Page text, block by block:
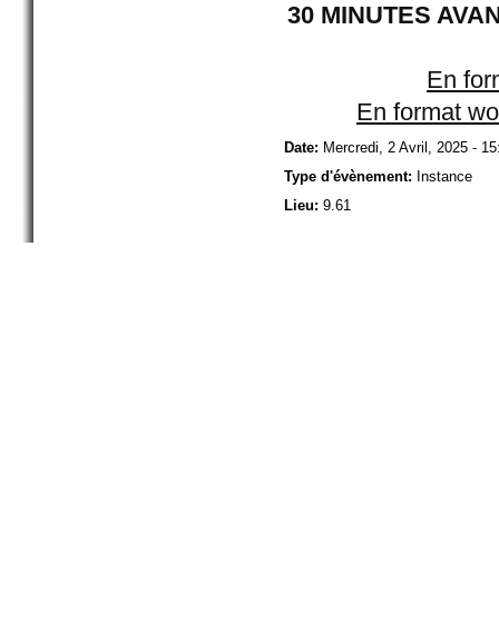
30 MINUTES
En
En format
Date: Mercredi, 2 Avril, 2025 -
Type d'évènement: Instance
Lieu: 9.61